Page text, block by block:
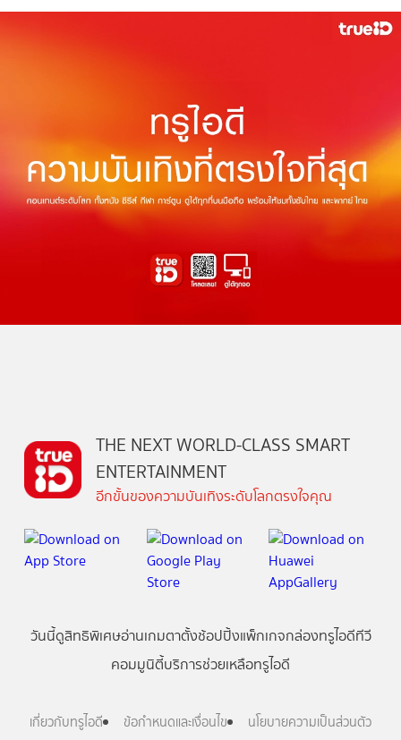
THE NEXT WORLD-CLASS SMART
ENTERTAINMENT
อีกขั้นของความบันเทิงระดับโลกตรงใจคุณ
วันนี้ดูสิทธิพิเศษอ่านเกมตาตั้งช้อปปิ้งแพ็กเกจกล่องทรูไอดีทีวี
คอมมูนิตี้บริการช่วยเหลือทรูไอดี
เกี่ยวกับทรูไอดี ข้อกำหนดและเงื่อนไข นโยบายความเป็นส่วนตัว